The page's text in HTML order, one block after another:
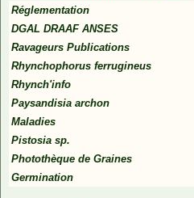
Réglementation
DGAL DRAAF ANSES
Ravageurs Publications
Rhynchophorus ferrugineus
Rhynch'info
Paysandisia archon
Maladies
Pistosia sp.
Photothèque de Graines
Germination